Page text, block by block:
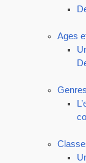
Ages